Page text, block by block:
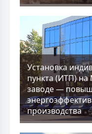
Установка
пункта (ИТП)
заводе —
производства